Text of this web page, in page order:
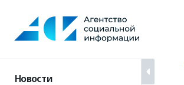
содержанию
Новости